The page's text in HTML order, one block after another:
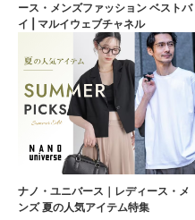
ース・メンズファッション ベストバ
イ | マルイウェブチャネル
ナノ・ユニバース｜レディース・メ
ンズ 夏の人気アイテム特集